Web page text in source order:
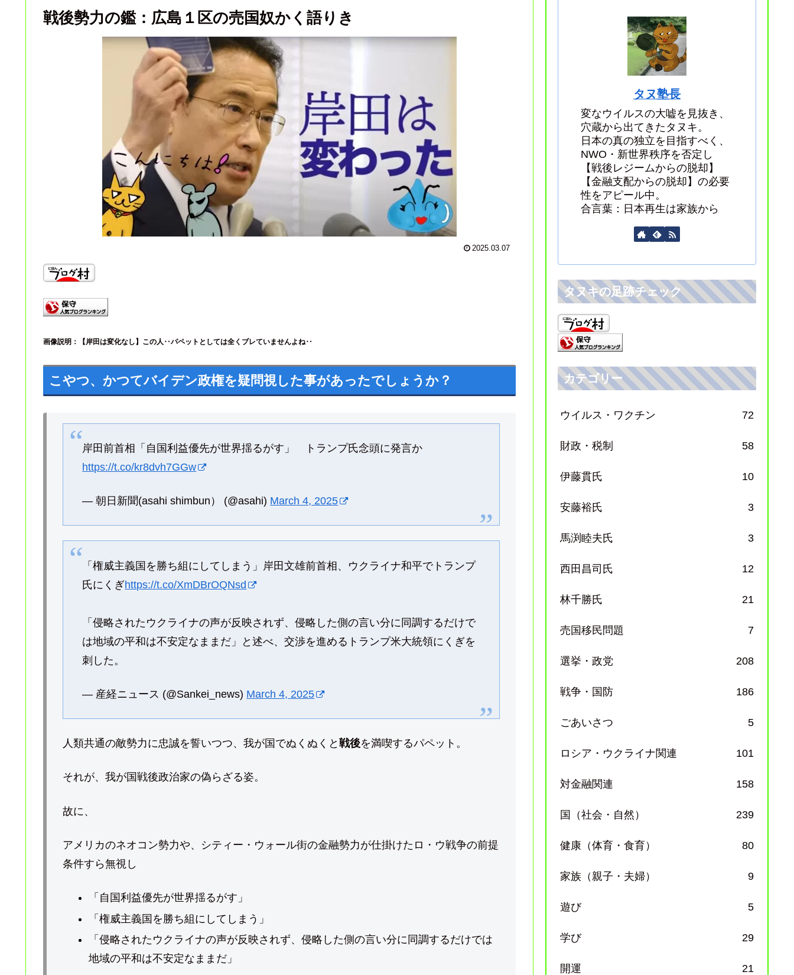
戦後勢力の鑑：広島１区の売国奴かく語りき
2025.03.07
画像説明：【岸田は変化なし】この人‥パペットとしては全く ブレていませんよね‥
こやつ、かつてバイデン政権を疑問視した事があったでしょうか？
岸田前首相「自国利益優先が世界揺るがす」 トランプ氏念頭に発言か
https://t.co/kr8dvh7GGw
— 朝日新聞(asahi shimbun） (@asahi) March 4, 2025
「権威主義国を勝ち組にしてしまう」岸田文雄前首相、ウクライナ和平でトランプ
氏にくぎhttps://t.co/XmDBrOQNsd
「侵略されたウクライナの声が反映されず、侵略した側の言い分に同調するだけで
は地域の平和は不安定なままだ」と述べ、交渉を進めるトランプ米大統領にくぎを
刺した。
— 産経ニュース (@Sankei_news) March 4, 2025
人類共通の敵勢力に忠誠を誓いつつ、我が国でぬくぬくと 戦後を満喫するパペット。
それが、我が国戦後政治家の偽らざる姿。
故に、
アメリカのネオコン勢力や、シティー・ウォール街の金融勢力が仕掛けたロ・ウ戦争の前提
条件すら無視し
「自国利益優先が世界揺るがす」
「権威主義国を勝ち組にしてしまう」
「侵略されたウクライナの声が反映されず、侵略した側の言い分に同調するだけでは
地域の平和は不安定なままだ」
タヌ塾長
変なウイルスの大嘘を見抜き、
穴蔵から出てきたタヌキ。
日本の真の独立を目指すべく、
NWO・新世界秩序を否定し
【戦後レジームからの脱却】
【金融支配からの脱却】の必要
性をアピール中。
合言葉：日本再生は家族から
タヌキの足跡チェック
カテゴリー
ウイルス・ワクチン 72
財政・税制 58
伊藤貫氏 10
安藤裕氏 3
馬渕睦夫氏 3
西田昌司氏 12
林千勝氏 21
売国移民問題 7
選挙・政党 208
戦争・国防 186
ごあいさつ 5
ロシア・ウクライナ関連 101
対金融関連 158
国（社会・自然） 239
健康（体育・食育） 80
家族（親子・夫婦） 9
遊び 5
学び 29
開運 21